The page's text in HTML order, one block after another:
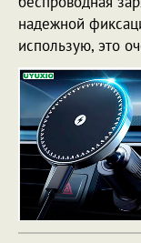
надежной
использую, это